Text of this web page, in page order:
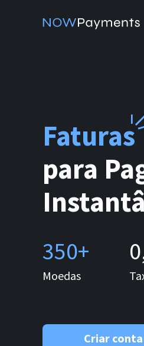
Faturas
para
350+
Moedas
Criar conta